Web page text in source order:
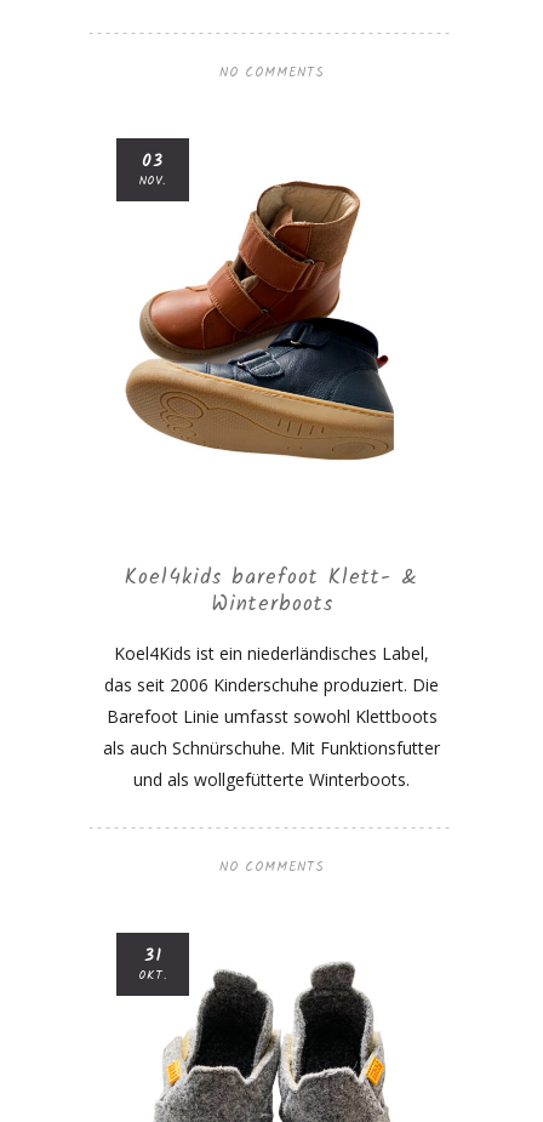
NO COMMENTS
03
NOV.
Koel4kids barefoot Klett- &
Winterboots
Koel4Kids ist ein niederländisches Label,
das seit 2006 Kinderschuhe produziert. Die
Barefoot Linie umfasst sowohl Klettboots
als auch Schnürschuhe. Mit Funktionsfutter
und als wollgefütterte Winterboots.
NO COMMENTS
31
OKT.